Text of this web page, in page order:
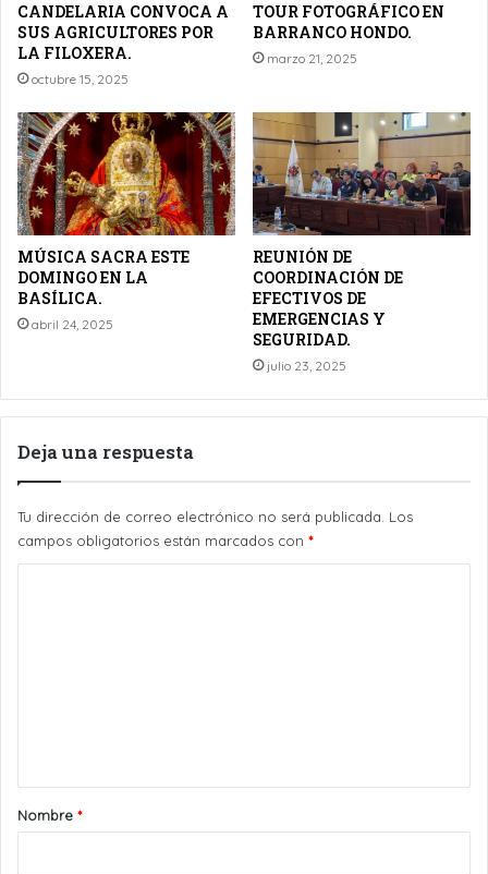
CANDELARIA CONVOCA A
SUS AGRICULTORES POR
LA FILOXERA.
octubre 15, 2025
TOUR FOTOGRÁFICO EN
BARRANCO HONDO.
marzo 21, 2025
MÚSICA SACRA ESTE
DOMINGO EN LA
BASÍLICA.
abril 24, 2025
REUNIÓN DE
COORDINACIÓN DE
EFECTIVOS DE
EMERGENCIAS Y
SEGURIDAD.
julio 23, 2025
Deja una respuesta
Tu dirección de correo electrónico no será publicada. Los
campos obligatorios están marcados con *
rNombre *